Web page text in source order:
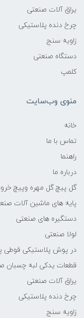
یراق آلات صنعتی
چرخ دنده پلاستیکی
زاویه سنج
دستگاه صنعتی
کلمپ
منوی وب‌سایت
خانه
تماس با ما
راهنما
درباره ما
گل پیچ گل مهره وپیچ
پایه های ماشین آلات
دستگیره های صنعتی
لولا صنعتی
در پوش پلاستیکی قوطی
قطعات یدکی لبه چسبان
یراق آلات صنعتی
چرخ دنده پلاستیکی
زاویه سنج